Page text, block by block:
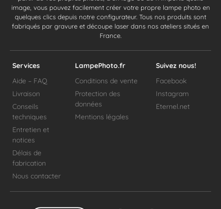
image, vous pouvez facilement créer votre propre lampe photo en
quelques clics depuis notre configurateur. Tous nos produits sont
fabriqués par gravure et découpe laser dans nos ateliers situés en
France.
Services
Aide – FAQ
Livraison
Conseils
techniques
Entretien et
notices
Délais de
fabrication
Nous contacter
LampePhoto.fr
Conditions de vente
Protection des
données
Mentions légales
Suivez nous!
Facebook
Instagram
Eternel.net